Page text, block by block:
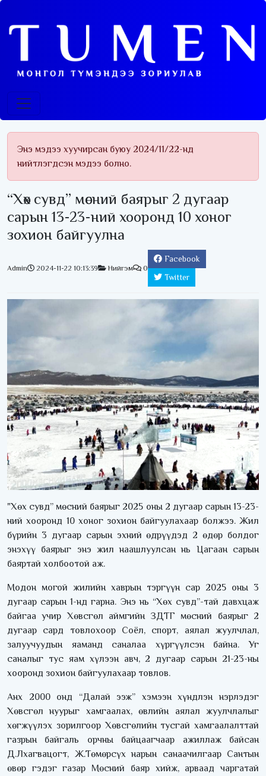
Энэ мэдээ хуучирсан буюу 2024/11/22-нд
нийтлэгдсэн мэдээ болно.
“Хөх сувд” мөсний баярыг 2 дугаар
сарын 13-23-ний хооронд 10 хоног
зохион байгуулна
Admin 2024-11-22 10:13:39 Нийгэм 0
Facebook
Twitter
"Хөх сувд” мөсний баярыг 2025 оны 2 дугаар сарын 13-23-
ний хооронд 10 хоног зохион байгуулахаар болжээ. Жил
бүрийн 3 дугаар сарын эхний өдрүүдэд 2 өдөр болдог
энэхүү баярыг энэ жил наашлуулсан нь Цагаан сарын
баяртай холбоотой аж.
Модон могой жилийн хаврын тэргүүн сар 2025 оны 3
дугаар сарын 1-нд гарна. Энэ нь “Хөх сувд”-тай давхцаж
байгаа учир Хөвсгөл аймгийн ЗДТГ мөсний баярыг 2
дугаар сард товлохоор Соёл, спорт, аялал жуулчлал,
залуучуудын яаманд саналаа хүргүүлсэн байна. Уг
саналыг тус яам хүлээн авч, 2 дугаар сарын 21-23-ны
хооронд зохион байгуулахаар товлов.
Анх 2000 онд “Далай ээж” хэмээн хүндлэн нэрлэдэг
Хөвсгөл нуурыг хамгаалах, өвлийн аялал жуулчлалыг
хөгжүүлэх зорилгоор Хөвсгөлийн тусгай хамгаалалттай
газрын байгаль орчны байцаагчаар ажиллаж байсан
Д.Лхагвацогт, Ж.Төмөрсүх нарын санаачилгаар Сантын
өвөр гэдэг газар Мөсний баяр хийж, арваад чаргатай